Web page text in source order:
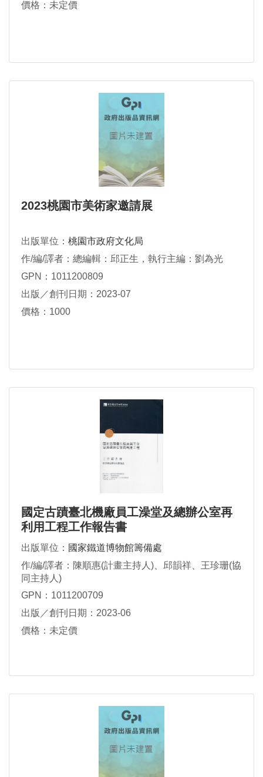
價格：未定價
2023桃園市美術家邀請展
出版單位： 桃園市政府文化局
作/編/譯者：總編輯：邱正生，執行主編：劉為光
GPN：1011200809
出版／創刊日期：2023-07
價格：1000
國定古蹟臺北機廠員工澡堂及總辦公室再
利用工程工作報告書
出版單位： 國家鐵道博物館籌備處
作/編/譯者：陳順惠(計畫主持人)、邱韻祥、王珍珊(協
同主持人)
GPN：1011200709
出版／創刊日期：2023-06
價格：未定價